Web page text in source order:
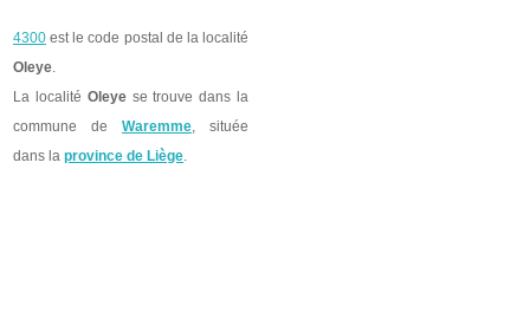
4300 est le code postal de la localité
Oleye.
La localité Oleyese trouve dans la
commune de Waremme, située
dans la province de Liège.